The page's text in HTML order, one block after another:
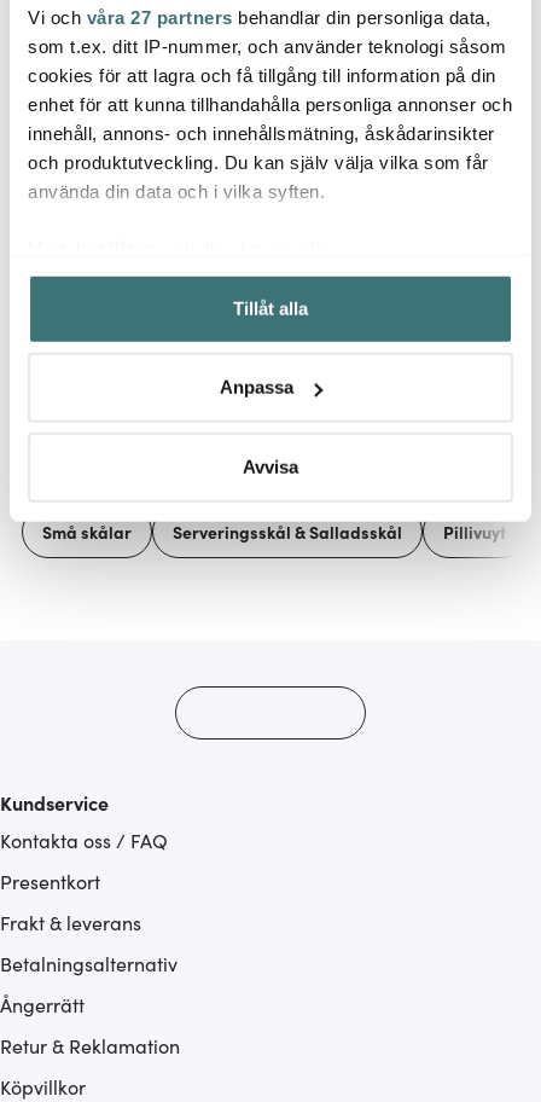
Vi och våra 27 partners behandlar din personliga data,
som t.ex. ditt IP-nummer, och använder teknologi såsom
cookies för att lagra och få tillgång till information på din
enhet för att kunna tillhandahålla personliga annonser och
innehåll, annons- och innehållsmätning, åskådarinsikter
och produktutveckling. Du kan själv välja vilka som får
använda din data och i vilka syften.
Samla in information om din geografiska plats som
kan ha en noggrannhet på upp till flera meter
Identifiera din enhet genom att aktivt skanna den för
Ta reda på mer om hur dina personliga uppgifter
Du kan ändra eller dra tillbaka ditt samtycke när som
Vi använder cookies för att innehållet och annonserna
Tillåt alla
Anpassa
Avvisa
Dorre
Brylebrännare Svart
259 kr
I lager
Pillivuyt
Cecil Salladsskål 25 cm
599 kr 999 kr
Få i lager
cm
129
Låt dig inspireras av våra kunder
Små skålar Serveringsskål & Salladsskål Pillivuyt
Kundservice
Kontakta oss / FAQ
Presentkort
Frakt & leverans
Betalningsalternativ
Ångerrätt
Retur & Reklamation
Köpvillkor